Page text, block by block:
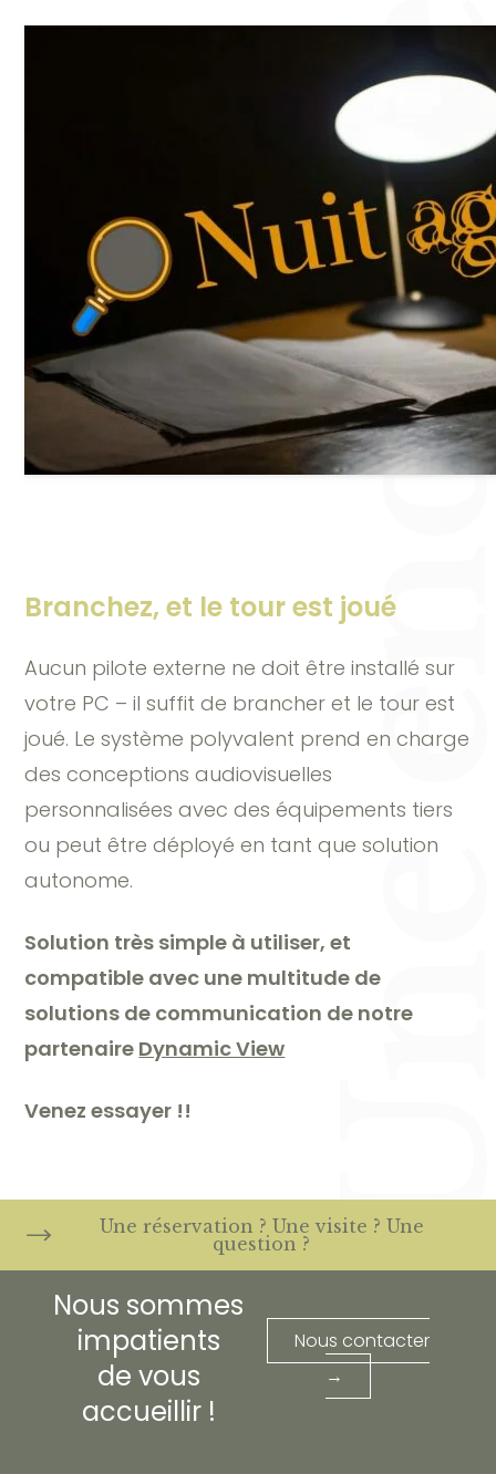
Branchez, et le tour est joué
Aucun pilote externe ne doit être installé sur
votre PC – il suffit de brancher et le tour est
joué. Le système polyvalent prend en charge
des conceptions audiovisuelles
personnalisées avec des équipements tiers
ou peut être déployé en tant que solution
autonome.
Solution très simple à utiliser, et
compatible avec une multitude de
solutions de communication de notre
partenaire Dynamic View
Venez essayer !!
Une réservation ? Une visite ? Une
question ?
Nous sommes
impatients
de vous
accueillir !
Nous contacter
→